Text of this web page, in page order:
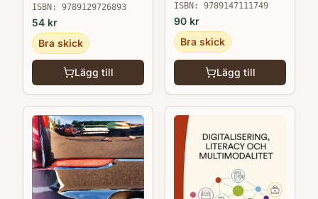
ISBN: 9789129726893
54 kr
Bra skick
Lägg till
ISBN: 9789147111749
90 kr
Bra skick
Lägg till